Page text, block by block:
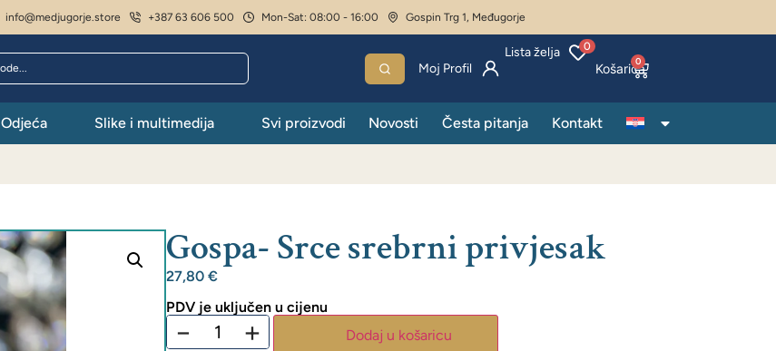
info@medjugorje.store +387 63 606 500 Mon-Sat: 08:00 - 16:00 Gospin Trg 1, Međugorje
Lista želja 0
Moj Profil 0
Odjeća Slike i multimedija Svi proizvodi Novosti Česta pitanja Kontakt
Gospa- Srce srebrni privjesak
27,80 €
PDV je uključen u cijenu
− +
Dodaj u košaricu